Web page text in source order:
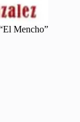
Mencho”